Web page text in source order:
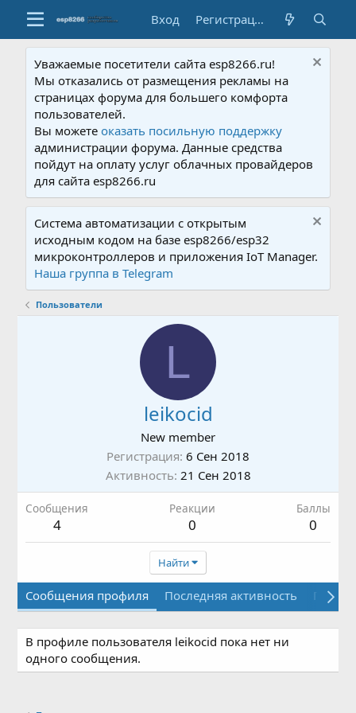
Вход Регистрация
Уважаемые посетители сайта esp8266.ru!
Мы отказались от размещения рекламы на
страницах форума для большего комфорта
пользователей.
Вы можетеоказать посильную поддержку
администрации форума. Данные средства
пойдут на оплату услуг облачных провайдеров
для сайта esp8266.ru
Система автоматизации с открытым
исходным кодом на базе esp8266/esp32
микроконтроллеров и приложения IoT Manager.
Наша группа в Telegram
Пользователи
L
leikocid
New member
Регистрация 6 Сен 2018
Активность 21 Сен 2018
Сообщения
4
Реакции
0
Баллы
0
Найти
Сообщения профиля Последняя активность
В профиле пользователя leikocid пока нет ни
одного сообщения.